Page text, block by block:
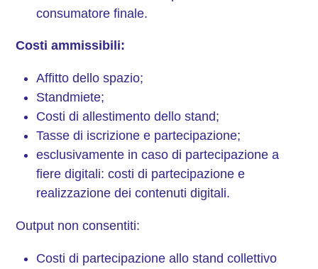
consumatore finale.
Costi ammissibili:
Affitto dello spazio;
Standmiete;
Costi di allestimento dello stand;
Tasse di iscrizione e partecipazione;
esclusivamente in caso di partecipazione a
fiere digitali: costi di partecipazione e
realizzazione dei contenuti digitali.
Output non consentiti:
Costi di partecipazione allo stand collettivo